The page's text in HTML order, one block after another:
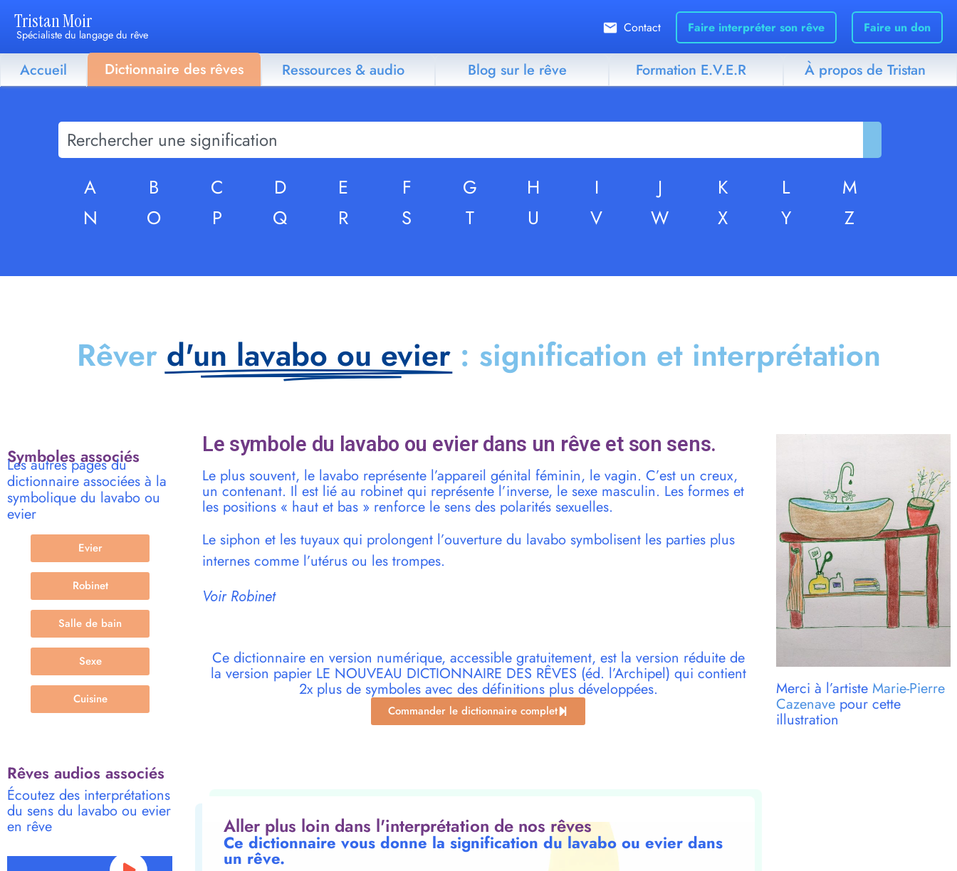
Tristan Moir
Spécialiste du langage du rêve Contact Faire interpréter son rêve Faire un don
Accueil Dictionnaire des rêves Ressources & audio Blog sur le rêve Formation E.V.E.R À propos de Tristan
A B C D E F G H I J K L
M
N
O P Q R S T U V W X Y Z
Rêver d'un lavabo ou evier : signification et interprétation
Symboles associés
Les autres pages du
dictionnaire associées à la
symbolique du lavabo ou
evier
Evier
Robinet
Salle de bain
Sexe
Cuisine
Rêves audios associés
Écoutez des interprétations
du sens du lavabo ou evier
en rêve
Le symbole du lavabo ou evier dans un rêve et son sens.
Le plus souvent, le lavabo représente l’appareil génital féminin, le vagin. C’est un creux,
un contenant. Il est lié au robinet qui représente l’inverse, le sexe masculin. Les formes et
les positions « haut et bas » renforce le sens des polarités sexuelles.
Le siphon et les tuyaux qui prolongent l’ouverture du lavabo symbolisent les parties plus
internes comme l’utérus ou les trompes.
Voir Robinet
Ce dictionnaire en version numérique, accessible gratuitement, est la version réduite de
la version papier LE NOUVEAU DICTIONNAIRE DES RÊVES (éd. l’Archipel) qui contient
2x plus de symboles avec des définitions plus développées.
Commander le dictionnaire complet
Aller plus loin dans l'interprétation de nos rêves
Ce dictionnaire vous donne la signification du lavabo ou evier dans
un rêve.
Merci à l’artisteMarie-Pierre
Cazenave pour cette
illustration